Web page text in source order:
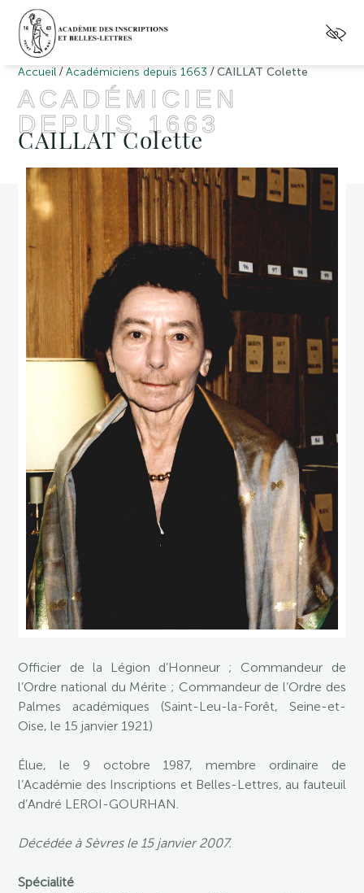
Accueil /Académiciens depuis 1663 /CAILLAT Colette
ACADÉMICIEN
DEPUIS 1663
CAILLAT Colette
Officier de la Légion d’Honneur ; Commandeur de
l’Ordre national du Mérite ; Commandeur de l’Ordre des
Palmes académiques (Saint-Leu-la-Forêt, Seine-et-
Oise, le 15 janvier 1921)
Élue, le 9 octobre 1987, membre ordinaire de
l’Académie des Inscriptions et Belles-Lettres, au fauteuil
d’André LEROI-GOURHAN.
Décédée à Sèvres le 15 janvier 2007.
Spécialité